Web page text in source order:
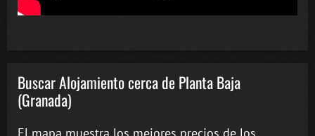
Buscar Alojamiento cerca de Planta Baja
(Granada)